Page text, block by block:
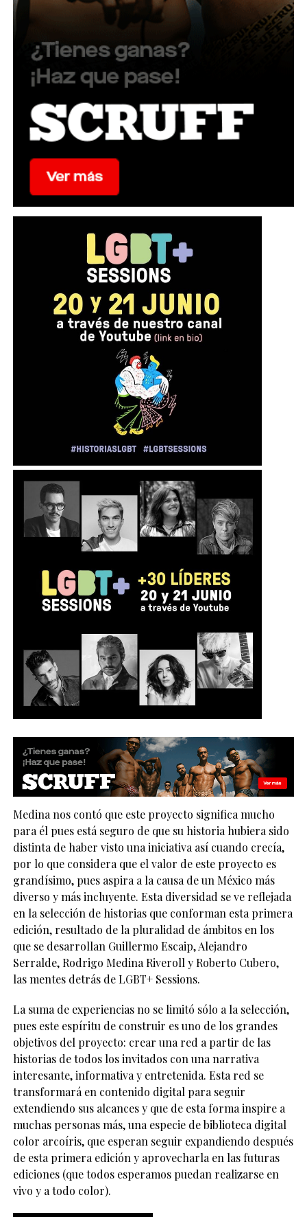
Medina nos contó que este proyecto significa mucho
para él pues está seguro de que su historia hubiera sido
distinta de haber visto una iniciativa así cuando crecía,
por lo que considera que el valor de este proyecto es
grandísimo, pues aspira a la causa de un México más
diverso y más incluyente. Esta diversidad se ve reflejada
en la selección de historias que conforman esta primera
edición, resultado de la pluralidad de ámbitos en los
que se desarrollan Guillermo Escaip, Alejandro
Serralde, Rodrigo Medina Riveroll y Roberto Cubero,
las mentes detrás de LGBT+ Sessions.
La suma de experiencias no se limitó sólo a la selección,
pues este espíritu de construir es uno de los grandes
objetivos del proyecto: crear una red a partir de las
historias de todos los invitados con una narrativa
interesante, informativa y entretenida. Esta red se
transformará en contenido digital para seguir
extendiendo sus alcances y que de esta forma inspire a
muchas personas más, una especie de biblioteca digital
color arcoíris, que esperan seguir expandiendo después
de esta primera edición y aprovecharla en las futuras
ediciones (que todos esperamos puedan realizarse en
vivo y a todo color).